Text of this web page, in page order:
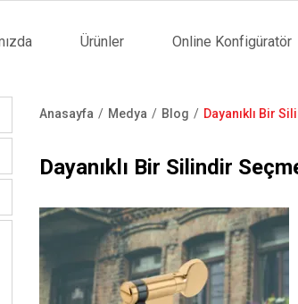
Ürünler Online Konfigüratör
yolu
Anasayfa Medya Blog Dayanıklı Bir
Dayanıklı Bir Silindir